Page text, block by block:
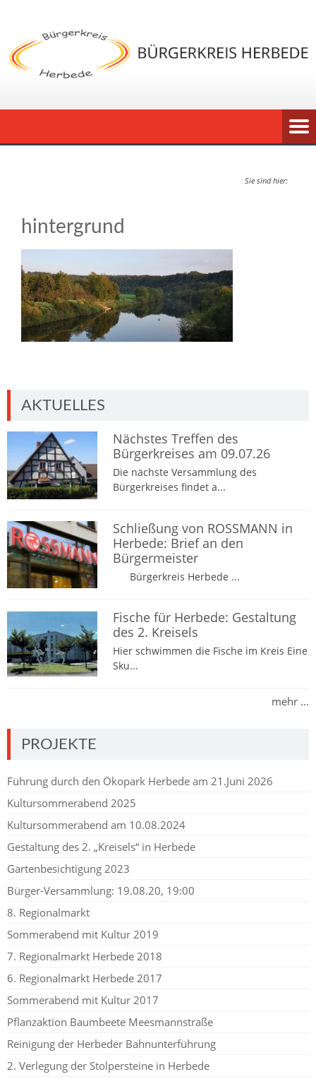
Sie sind hier:
hintergrund
AKTUELLES
Nächstes Treffen des
Bürgerkreises am 09.07.26
Die nächste Versammlung des
Bürgerkreises findet a...
Schließung von ROSSMANN in
Herbede: Brief an den
Bürgermeister
Bürgerkreis Herbede ...
Fische für Herbede: Gestaltung
des 2. Kreisels
Hier schwimmen die Fische im Kreis Eine
Sku...
mehr ...
PROJEKTE
Führung durch den Ökopark Herbede am 21.Juni 2026
Kultursommerabend 2025
Kultursommerabend am 10.08.2024
Gestaltung des 2. „Kreisels“ in Herbede
Gartenbesichtigung 2023
Bürger-Versammlung: 19.08.20, 19:00
8. Regionalmarkt
Sommerabend mit Kultur 2019
7. Regionalmarkt Herbede 2018
6. Regionalmarkt Herbede 2017
Sommerabend mit Kultur 2017
Pflanzaktion Baumbeete Meesmannstraße
Reinigung der Herbeder Bahnunterführung
2. Verlegung der Stolpersteine in Herbede